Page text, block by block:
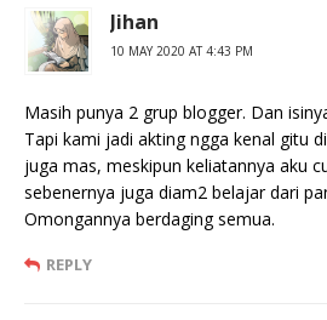
Jihan
10 MAY 2020 AT 4:43 PM
Masih punya 2 grup blogger. Dan
Tapi kami jadi akting ngga kenal gitu
juga mas, meskipun keliatannya aku
sebenernya juga diam2 belajar dari
Omongannya berdaging semua.
REPLY